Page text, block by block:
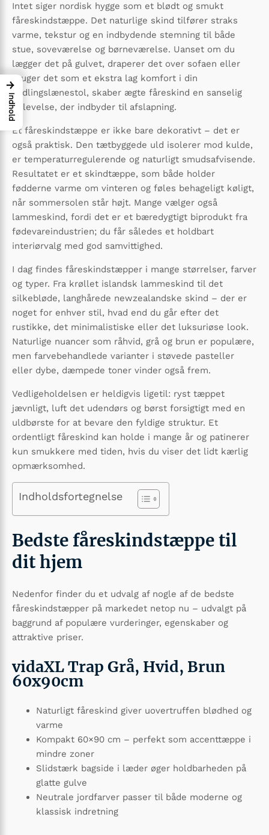
Intet siger nordisk hygge som et blødt og smukt
fåreskindstæppe. Det naturlige skind tilfører straks
varme, tekstur og en indbydende stemning til både
stue, soveværelse og børneværelse. Uanset om du
lægger det på gulvet, draperer det over sofaen eller
bruger det som et ekstra lag komfort i din
yndlingslænestol, skaber ægte fåreskind en sanselig
oplevelse, der indbyder til afslapning.
Et fåreskindstæppe er ikke bare dekorativt – det er
også praktisk. Den tætbyggede uld isolerer mod kulde,
er temperaturregulerende og naturligt smudsafvisende.
Resultatet er et skindtæppe, som både holder
fødderne varme om vinteren og føles behageligt køligt,
når sommersolen står højt. Mange vælger også
lammeskind, fordi det er et bæredygtigt biprodukt fra
fødevareindustrien; du får således et holdbart
interiørvalg med god samvittighed.
I dag findes fåreskindstæpper i mange størrelser, farver
og typer. Fra krøllet islandsk lammeskind til det
silkebløde, langhårede newzealandske skind – der er
noget for enhver stil, hvad end du går efter det
rustikke, det minimalistiske eller det luksuriøse look.
Naturlige nuancer som råhvid, grå og brun er populære,
men farvebehandlede varianter i støvede pasteller
eller dybe, dæmpede toner vinder også frem.
Vedligeholdelsen er heldigvis ligetil: ryst tæppet
jævnligt, luft det udendørs og børst forsigtigt med en
uldbørste for at bevare den fyldige struktur. Et
ordentligt fåreskind kan holde i mange år og patinerer
kun smukkere med tiden, hvis du viser det lidt kærlig
opmærksomhed.
Indholdsfortegnelse
Bedste fåreskindstæppe til
dit hjem
Nedenfor finder du et udvalg af nogle af de bedste
fåreskindstæpper på markedet netop nu – udvalgt på
baggrund af populære vurderinger, egenskaber og
attraktive priser.
vidaXL Trap Grå, Hvid, Brun
60x90cm
Naturligt fåreskind giver uovertruffen blødhed og
varme
Kompakt 60×90 cm – perfekt som accenttæppe i
mindre zoner
Slidstærk bagside i læder øger holdbarheden på
glatte gulve
Neutrale jordfarver passer til både moderne og
klassisk indretning
→
Indhold